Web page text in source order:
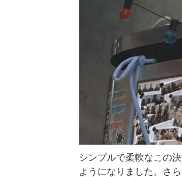
シンプルで柔軟なこの
ようになりました。さ